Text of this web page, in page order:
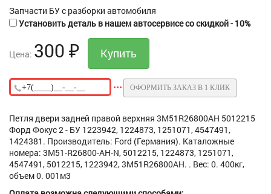
Запчасти БУ с разборки автомобиля
Установить деталь в нашем автосервисе со скидкой - 10%
Цена: 300 ₽
ОФОРМИТЬ ЗАКАЗ В 1 КЛИК
Петля двери задней правой верхняя 3M51R26800AH 5012215
Форд Фокус 2 - БУ 1223942, 1224873, 1251071, 4547491,
1424381. Производитель: Ford (Германия). Каталожные
номера: 3M51-R26800-AH-N, 5012215, 1224873, 1251071,
4547491, 5012215, 1223942, 3M51R26800AH. . Вес: 0. 400кг,
объем 0. 001м3